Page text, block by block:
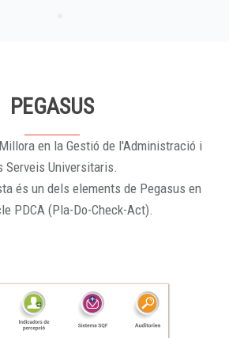
PEGASUS
en la Gestió de l'Administració i
Serveis Universitaris.
és un dels elements de Pegasus en
PDCA (Pla-Do-Check-Act).